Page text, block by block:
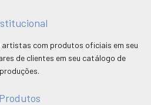
artistas com produtos oficiais em seu
de clientes em seu catálogo de
produções.
Produtos